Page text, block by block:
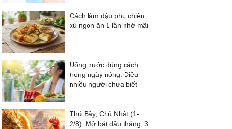
Cách làm đậu phụ chiên
xù ngon ăn 1 lần nhớ mãi
Uống nước đúng cách
trong ngày nóng: Điều
nhiều người chưa biết
Thứ Bảy, Chủ Nhật (1-
2/8): Mở bát đầu tháng, 3